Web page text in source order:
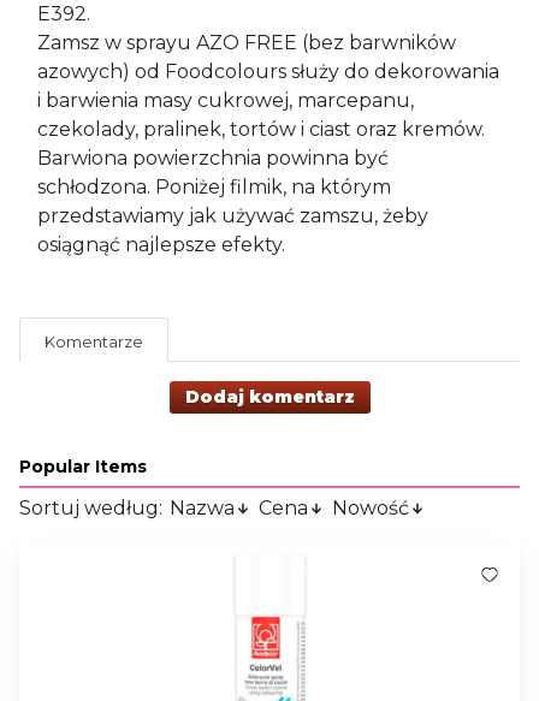
E392.
Zamsz w sprayu AZO FREE (bez barwników
azowych) od Foodcolours służy do dekorowania
i barwienia masy cukrowej, marcepanu,
czekolady, pralinek, tortów i ciast oraz kremów.
Barwiona powierzchnia powinna być
schłodzona. Poniżej filmik, na którym
przedstawiamy jak używać zamszu, żeby
osiągnąć najlepsze efekty.
Komentarze
Dodaj komentarz
Popular Items
Sortuj według: Nazwa Cena Nowość